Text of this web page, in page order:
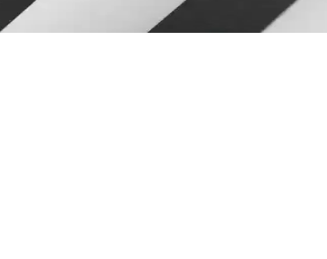
ipuçlarıyla yatak odanızı şık ve fonksiyonel hale